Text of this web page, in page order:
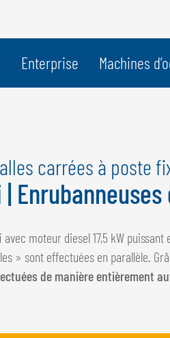
DEUTSCH
Enterprise Machines
carrées à poste
|
moteur diesel 17,5 kW
» sont effectuées en parallèle.
de manière entièrement